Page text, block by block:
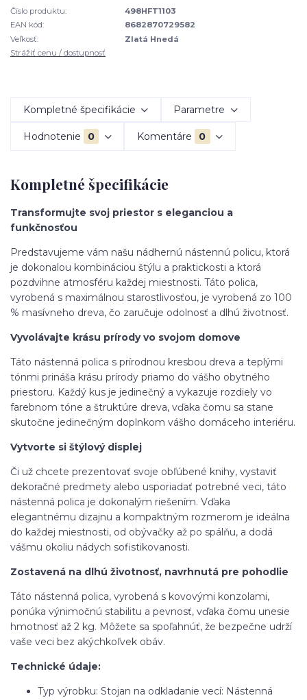
Číslo produktu:
498HFT1103
EAN kód:
8682870729582
Veľkosť:
Zlatá Hnedá
Strážiť cenu / dostupnosť
Kompletné špecifikácie Parametre
Hodnotenie 0 Komentáre 0
Kompletné špecifikácie
Transformujte svoj priestor s eleganciou a
funkčnosťou
Predstavujeme vám našu nádhernú nástennú policu, ktorá
je dokonalou kombináciou štýlu a praktickosti a ktorá
pozdvihne atmosféru každej miestnosti. Táto polica,
vyrobená s maximálnou starostlivosťou, je vyrobená zo 100
% masívneho dreva, čo zaručuje odolnosť a dlhú životnosť.
Vyvolávajte krásu prírody vo svojom domove
Táto nástenná polica s prírodnou kresbou dreva a teplými
tónmi prináša krásu prírody priamo do vášho obytného
priestoru. Každý kus je jedinečný a vykazuje rozdiely vo
farebnom tóne a štruktúre dreva, vďaka čomu sa stane
skutočne jedinečným doplnkom vášho domáceho interiéru.
Vytvorte si štýlový displej
Či už chcete prezentovať svoje obľúbené knihy, vystaviť
dekoračné predmety alebo usporiadať potrebné veci, táto
nástenná polica je dokonalým riešením. Vďaka
elegantnému dizajnu a kompaktným rozmerom je ideálna
do každej miestnosti, od obývačky až po spálňu, a dodá
vášmu okoliu nádych sofistikovanosti.
Zostavená na dlhú životnosť, navrhnutá pre pohodlie
Táto nástenná polica, vyrobená s kovovými konzolami,
ponúka výnimočnú stabilitu a pevnosť, vďaka čomu unesie
hmotnosť až 2 kg. Môžete sa spoľahnúť, že bezpečne udrží
vaše veci bez akýchkoľvek obáv.
Technické údaje:
Typ výrobku: Stojan na odkladanie vecí: Nástenná